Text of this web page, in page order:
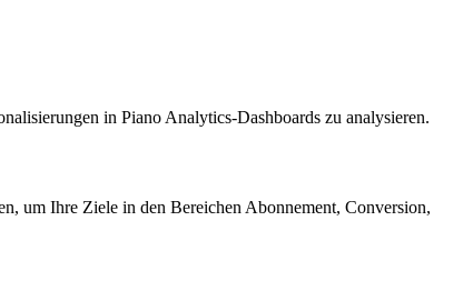
in Piano Analytics-Dashboards zu analysieren.
um Ihre Ziele in den Bereichen Abonnement, Conversion,